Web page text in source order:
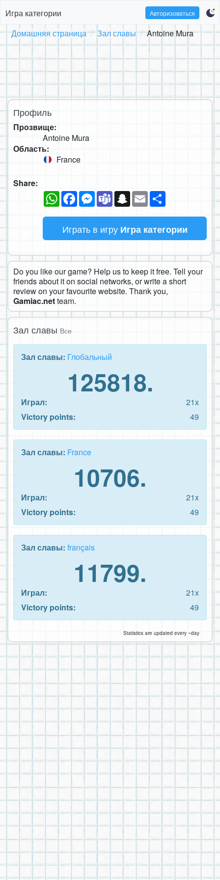
Игра категории Авторизоваться
Домашняя страница Зал славы Antoine Mura
Профиль
Прозвище:
Antoine Mura
Область:
France
Share:
WhatsAppFacebookMessenger
TeamsSnapchat
Email
Играть в игру Игра категории
Do you like our game? Help us to keep it free. Tell your
friends about it on social networks, or write a short
review on your favourite website. Thank you,
Gamiac.netteam.
Зал славы Все
Зал славы: Глобальный
125818.
Играл:
21x
Victory points:
49
Зал славы: France
10706.
Играл:
21x
Victory points:
49
Зал славы: français
11799.
Играл:
21x
Victory points:
49
Statistics are updated every ~day